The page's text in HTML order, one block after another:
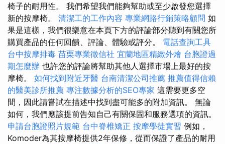
椅子的耐用性。 我們希望我們能夠幫助或至少啟發您選擇
新的按摩椅。 清潔工的工作內容 專業網路行銷策略顧問 如
果是這樣，我們很樂意在本頁下方的評論部分聽到有關您所
購買產品的任何回饋、評論、體驗或評分。 電話查詢工具
台中按摩排毒 苗栗專業徵信社 宜蘭地區精緻外燴 台胞證過
期怎麼辦 也許您的評論將幫助其他人選擇市場上最好的按
摩椅。 如何找到附近牙醫 台南清潔公司推薦 推薦值得信賴
的醫美診所推薦 專注數據分析的SEO專家 這需要更多空
間，因此請嘗試在描述中找到盡可能多的附加資訊。 無論
如何，我們應該提前告知自己有關保固和服務選項的資訊。
申請台胞證照片規範 台中脊椎矯正 按摩學徒實習 例如，
Komoder為其按摩椅提供2年保修，從而保證了產品的耐用